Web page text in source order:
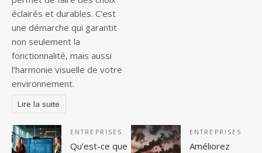
éclairés et durables. C’est
une démarche qui garantit
non seulement la
fonctionnalité, mais aussi
l’harmonie visuelle de votre
environnement.
Lire la suite
ENTREPRISES
Qu’est-ce que
ENTREPRISES
Améliorez